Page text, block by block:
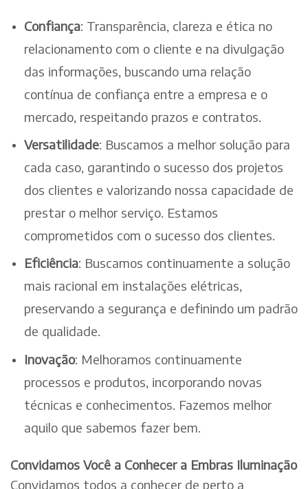
Confiança: Transparência, clareza e ética no
relacionamento com o cliente e na divulgação
das informações, buscando uma relação
contínua de confiança entre a empresa e o
mercado, respeitando prazos e contratos.
Versatilidade: Buscamos a melhor solução para
cada caso, garantindo o sucesso dos projetos
dos clientes e valorizando nossa capacidade de
prestar o melhor serviço. Estamos
comprometidos com o sucesso dos clientes.
Eficiência: Buscamos continuamente a solução
mais racional em instalações elétricas,
preservando a segurança e definindo um padrão
de qualidade.
Inovação: Melhoramos continuamente
processos e produtos, incorporando novas
técnicas e conhecimentos. Fazemos melhor
aquilo que sabemos fazer bem.
Convidamos Você a Conhecer a Embras Iluminação
Convidamos todos a conhecer de perto a